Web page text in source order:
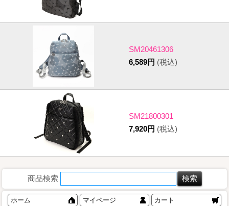
SM20461306
6,589円 (税込)
SM21800301
7,920円 (税込)
商品検索
ホーム マイページ カート